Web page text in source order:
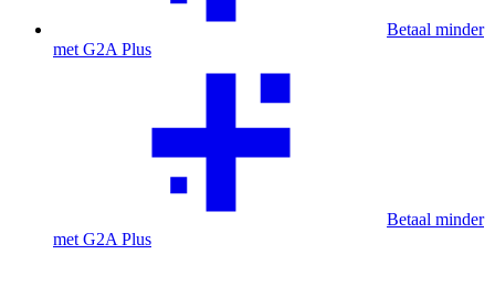
Betaal minder
met G2A Plus
Betaal minder
met G2A Plus